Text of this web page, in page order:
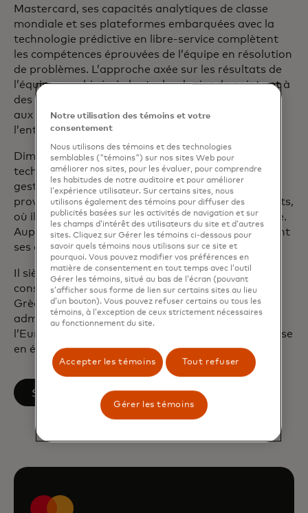
Mastercard, ses capacités analytiques de classe
mondiale et ses plateformes embarquées avec la
technologie prédictive en libre-service complètent
les compétences éprouvées de l’équipe en résolution
de problèmes. L’approche axée sur les résultats de
l’équipe, combinée à des technologies de pointe et à
des actifs de données solides, apporte de la valeur
aux clients et crée une différenciation pour
l’entreprise.
Dimitrios possède plus de 20 ans d’expérience en
technologie, banque transactionnelle et conseil en
gestion. Il s’est joint à Mastercard en 2005 en
provenance de Roland Berger Strategy Consultants,
où il dirigeait la pratique bancaire transactionnelle.
Auparavant, il a travaillé pour A.T. Kearney couvrant
ses activités dans les institutions financières.
Il siège à titre d’administrateur indépendant au
conseil d’administration de la Bourse d’Athènes en
Grèce. Dimitrios est titulaire d’une maîtrise en
administration des affaires et d’un doctorat de
l’European Business School, ainsi que d’une maîtrise
en économie de l’Université de Hagen.
Suivez-le sur LinkedIn
s’ouvre dans un nouvel onglet
Notre utilisation des témoins et votre
consentement
Nous utilisons des témoins et des technologies
semblables ("témoins") sur nos sites Web pour
améliorer nos sites, pour les évaluer, pour comprendre
les habitudes de notre auditoire et pour améliorer
l’expérience utilisateur. Sur certains sites, nous
utilisons également des témoins pour diffuser des
publicités basées sur les activités de navigation et sur
les champs d’intérêt des utilisateurs du site et d’autres
sites. Cliquez sur Gérer les témoins ci-dessous pour
savoir quels témoins nous utilisons sur ce site et
pourquoi. Vous pouvez modifier vos préférences en
matière de consentement en tout temps avec l’outil
Gérer les témoins, situé au bas de l’écran (pouvant
s’afficher sous forme de lien sur certains sites au lieu
d’un bouton). Vous pouvez refuser certains ou tous les
témoins, à l’exception de ceux strictement nécessaires
au fonctionnement du site.
Accepter les témoins Tout refuser
Gérer les témoins